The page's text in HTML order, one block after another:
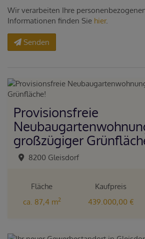
Wir verarbeiten Ihre
Informationen finden Sie hier.
Senden
Provisionsfreie
großzügiger
8200 Gleisdorf
Fläche
ca. 87,4 m2
Kaufpreis
439.000,00 €